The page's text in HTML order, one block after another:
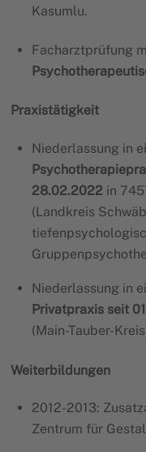
Kasumlu.
Facharztprüfung
Praxistätigkeit
Niederlassung in
28.02.2022 in
(Landkreis
Niederlassung in
Privatpraxis seit
(Main-Tauber-
Weiterbildungen
2012-2013:
Zentrum für